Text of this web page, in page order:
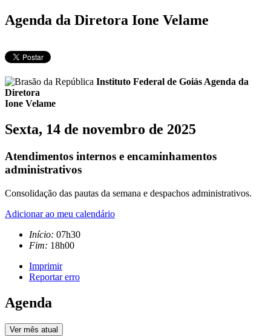
Agenda da Diretora Ione Velame
Instituto Federal de GoiásAgenda da
Diretora
Ione Velame
Sexta, 14 de novembro de 2025
Atendimentos internos e encaminhamentos
administrativos
Consolidação das pautas da semana e despachos administrativos.
Adicionar ao meu calendário
Início: 07h30
Fim: 18h00
Imprimir
Reportar erro
Agenda
Ver mês atual